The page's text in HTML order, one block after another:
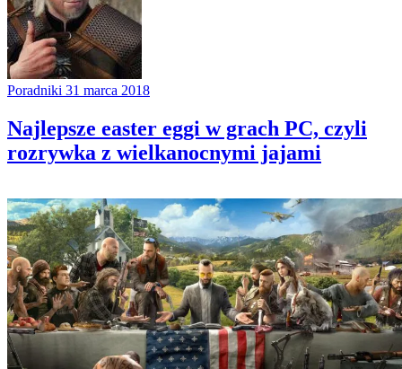
Poradniki 31 marca 2018
Najlepsze easter eggi w grach PC, czyli
rozrywka z wielkanocnymi jajami